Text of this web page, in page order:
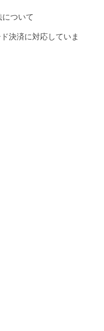
について
決済に対応していま